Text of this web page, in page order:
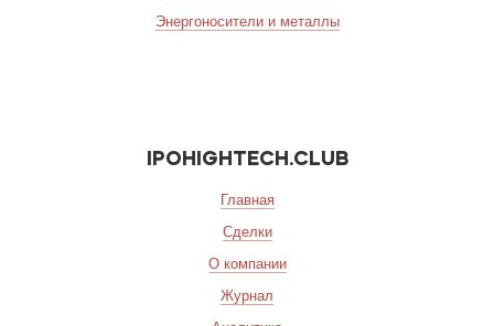
IPOHIGHTECH.CLUB
Главная
Сделки
О компании
Журнал
Энергоносители и металлы